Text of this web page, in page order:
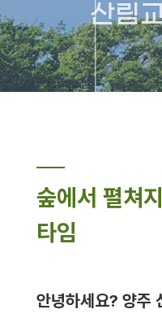
산림
숲에서 펼쳐
타임
안녕하세요? 양주